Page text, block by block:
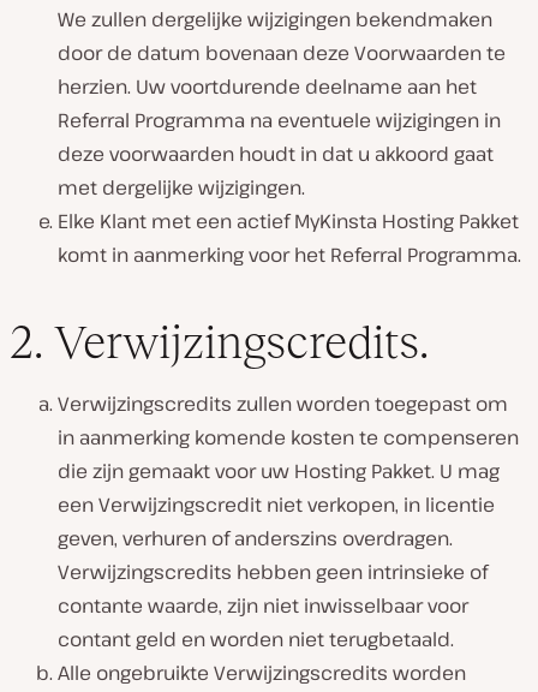
We zullen dergelijke wijzigingen bekendmaken
door de datum bovenaan deze Voorwaarden te
herzien. Uw voortdurende deelname aan het
Referral Programma na eventuele wijzigingen in
deze voorwaarden houdt in dat u akkoord gaat
met dergelijke wijzigingen.
Elke Klant met een actief MyKinsta Hosting Pakket
komt in aanmerking voor het Referral Programma.
2. Verwijzingscredits.
Verwijzingscredits zullen worden toegepast om
in aanmerking komende kosten te compenseren
die zijn gemaakt voor uw Hosting Pakket. U mag
een Verwijzingscredit niet verkopen, in licentie
geven, verhuren of anderszins overdragen.
Verwijzingscredits hebben geen intrinsieke of
contante waarde, zijn niet inwisselbaar voor
contant geld en worden niet terugbetaald.
Alle ongebruikte Verwijzingscredits worden